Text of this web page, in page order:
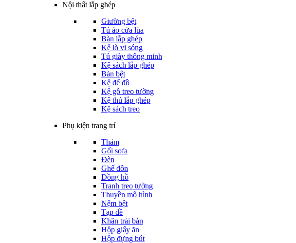
Nội thất lắp ghép
Giường bệt
Tủ áo cửa lùa
Bàn lắp ghép
Kệ lò vi sóng
Tủ giày thông minh
Kệ sách lắp ghép
Bàn bệt
Kệ để đồ
Kệ gỗ treo tường
Kệ thú lắp ghép
Kệ sách treo
Phụ kiện trang trí
Thảm
Gối sofa
Đèn
Ghế đôn
Đồng hồ
Tranh treo tường
Thuyền mô hình
Nệm bệt
Tạp dề
Khăn trải bàn
Hộp giấy ăn
Hộp đựng bút